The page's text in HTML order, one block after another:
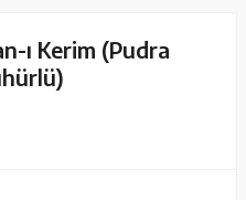
ı Kerim (Pudra